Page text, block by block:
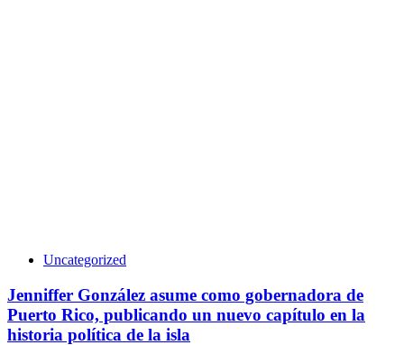
Uncategorized
Jenniffer González asume como gobernadora de
Puerto Rico, publicando un nuevo capítulo en la
historia política de la isla